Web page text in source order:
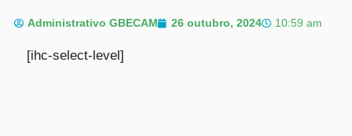
Administrativo GBECAM 26 outubro, 2024 10:59 am
[ihc-select-level]